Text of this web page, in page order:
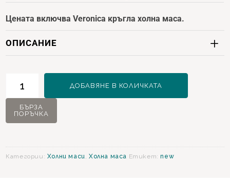
Цената включва Veronica кръгла холна маса.
ОПИСАНИЕ
Veronica
Кръгла
ДОБАВЯНЕ В КОЛИЧКАТА
БЪРЗА
ПОРЪЧКА
Категории: Холни маси,Холна маса Етикет:new